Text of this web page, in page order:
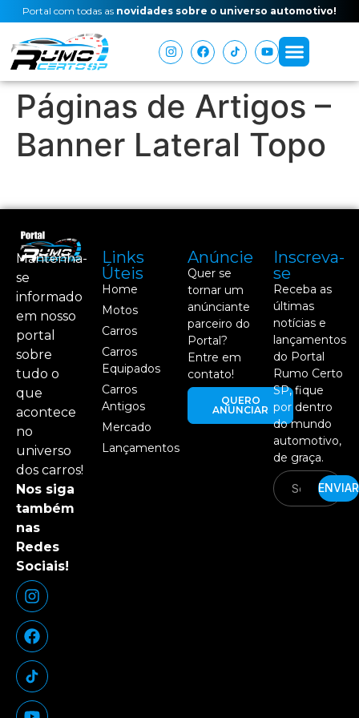
Portal com todas as novidades sobre o universo automotivo!
Páginas de Artigos –
Banner Lateral Topo
Mantenha-
se
informado
em nosso
portal
sobre
tudo o
que
acontece
no
universo
dos carros!
Nos siga
também
nas
Redes
Sociais!
Links
Úteis
Home
Motos
Carros
Carros
Equipados
Carros
Antigos
Mercado
Lançamentos
Anúncie
Quer se
tornar um
anúnciante
parceiro do
Portal?
Entre em
contato!
QUERO
ANUNCIAR
Inscreva-
se
Receba as
últimas
notícias e
lançamentos
do Portal
Rumo Certo
SP, fique
por dentro
do mundo
automotivo,
de graça.
ENVIAR